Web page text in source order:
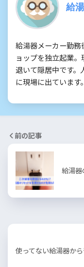
給
給湯器メーカー勤
ョップを独立起業
退いて隠居中です。
に現場に出ています。
前の記事
給湯
使ってない給湯器か